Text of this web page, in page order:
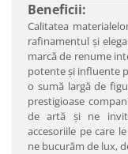
Beneficii:
Calitatea
rafinamentul şi
marcă de renume
potente şi influente
o sumă largă de
prestigioase
de artă şi ne
accesoriile pe care
ne bucurăm de lux,